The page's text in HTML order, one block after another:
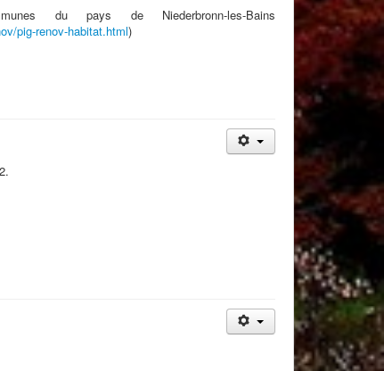
du pays de Niederbronn-les-Bains
pig-renov-habitat.html)